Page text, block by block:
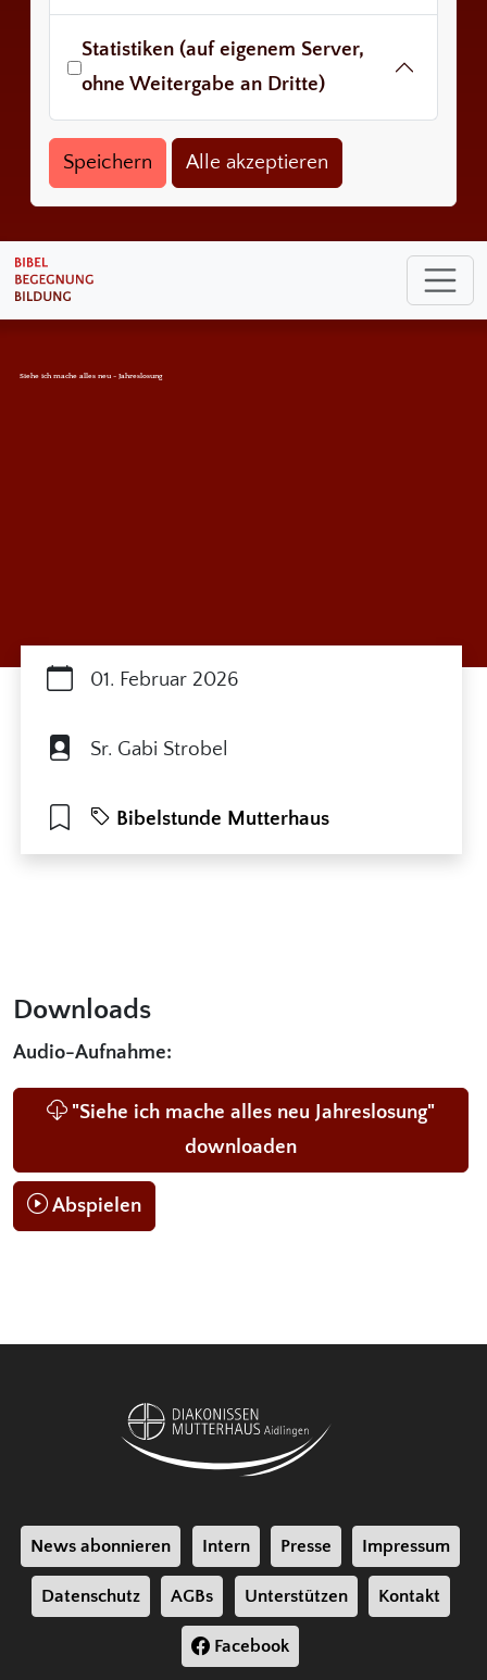
Statistiken (auf eigenem Server,
ohne Weitergabe an Dritte)
Siehe ich mache alles neu - Jahreslosung
01. Februar 2026
Sr. Gabi Strobel
Bibelstunde Mutterhaus
Downloads
Audio-Aufnahme:
"Siehe ich mache alles neu Jahreslosung"
downloaden
Abspielen
News abonnieren Intern Presse Impressum
Datenschutz AGBs Unterstützen Kontakt
Facebook